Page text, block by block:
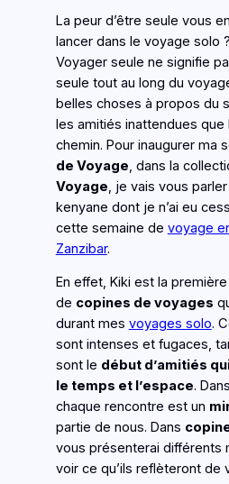
La peur d’être seule vous
lancer dans le voyage solo
Voyager seule ne signifie
seule tout au long du
belles choses à propos du
les amitiés inattendues que
chemin. Pour inaugurer ma
de Voyage, dans la
Voyage, je vais vous
kenyane dont je n’ai eu
cette semaine de voyage
Zanzibar.
En effet, Kiki est la
de copines de voyages
durant mes voyages solo.
sont intenses et fugaces,
sont le début d’amitiés
le temps et l’espace.
chaque rencontre est un
partie de nous. Dans
vous présenterai différents
voir ce qu’ils reflèteront de